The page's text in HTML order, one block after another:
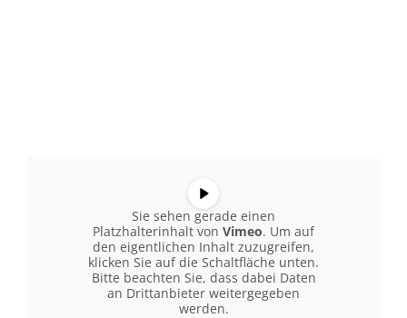
Sie sehen gerade einen
Platzhalterinhalt von Vimeo. Um auf
den eigentlichen Inhalt zuzugreifen,
klicken Sie auf die Schaltfläche unten.
Bitte beachten Sie, dass dabei Daten
an Drittanbieter weitergegeben
werden.